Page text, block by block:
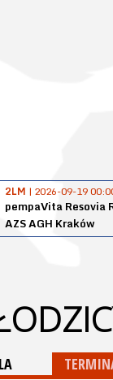
2LM | 2026-09-19
pempaVita Resovia
AZS AGH Kraków